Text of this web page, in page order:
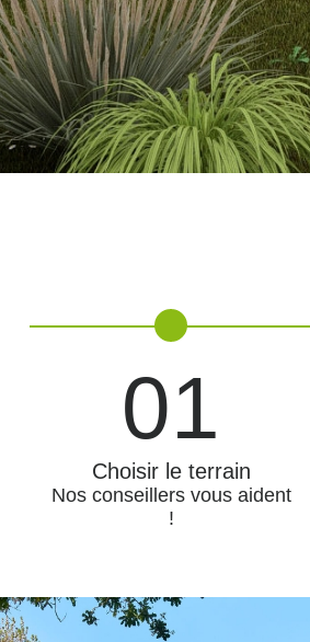
01
Choisir le terrain
Nos conseillers vous aident
!